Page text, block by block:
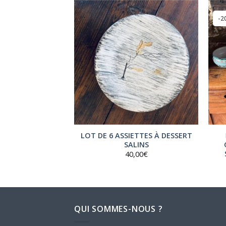
LOT DE 6 ASSIETTES À DESSERT
SALINS
40,00€
-
QUI SOMMES-NOUS ?